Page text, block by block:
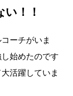
！！
ーチがいま
始めたのです
活躍していま